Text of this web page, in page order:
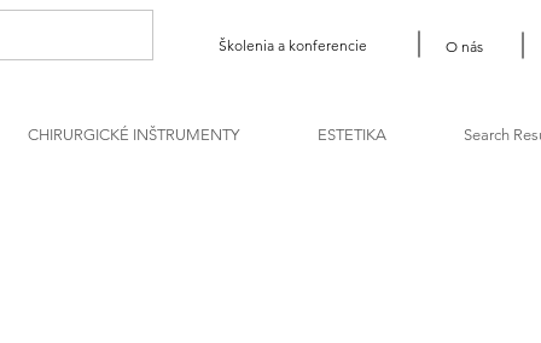
Školenia a konferencie O nás
CHIRURGICKÉ INŠTRUMENTY ESTETIKA Search